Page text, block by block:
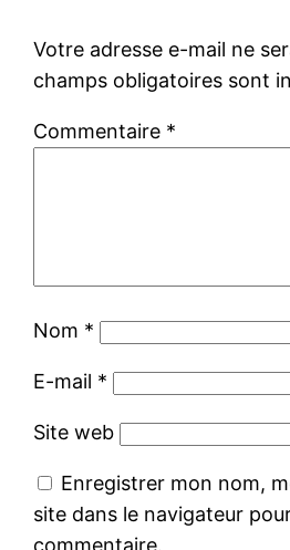
Votre adresse e-mail ne
champs obligatoires sont
Commentaire *
Nom *
E-mail *
Site web
Enregistrer mon nom,
site dans le navigateur
commentaire.